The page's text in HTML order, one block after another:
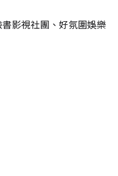
影視社團、好氛圍娛樂